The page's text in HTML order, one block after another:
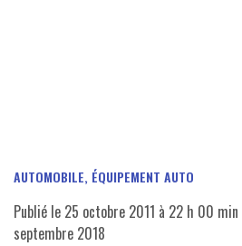
AUTOMOBILE, ÉQUIPEMENT AUTO
Publié le 25 octobre 2011 à 22 h 00 min
septembre 2018